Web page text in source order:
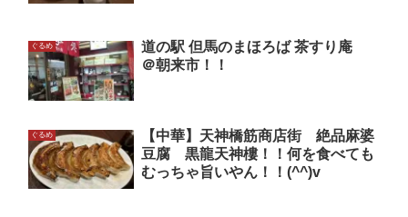
ぐるめ
道の駅 但馬のまほろば 茶すり庵
＠朝来市！！
ぐるめ
【中華】天神橋筋商店街 絶品麻婆
豆腐 黒龍天神樓！！何を食べても
むっちゃ旨いやん！！(^^)v